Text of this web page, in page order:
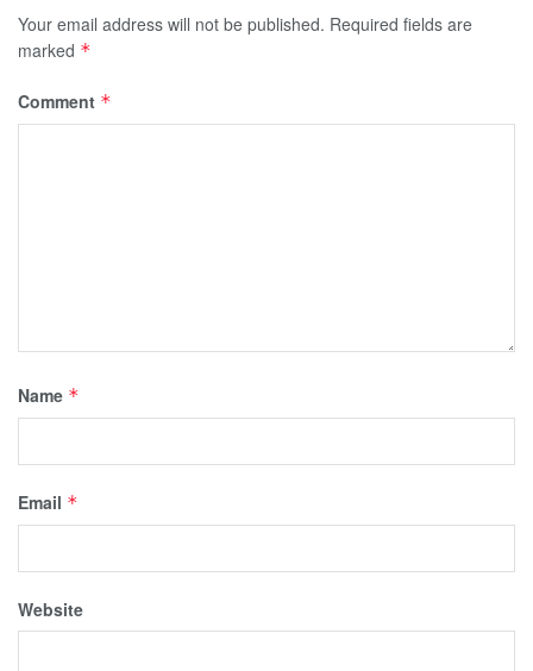
Your email address will not be published. Required fields are
marked *
Comment *
Name *
Email *
Website